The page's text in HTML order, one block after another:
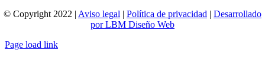
© Copyright 2022 | Aviso legal | Política de privacidad | Desarrollado
por LBM Diseño Web
Page load link